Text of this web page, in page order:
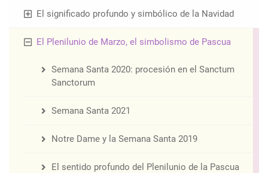
El significado profundo y simbólico de la Navidad
El Plenilunio de Marzo, el simbolismo de Pascua
Semana Santa 2020: procesión en el Sanctum
Sanctorum
Semana Santa 2021
Notre Dame y la Semana Santa 2019
El sentido profundo del Plenilunio de la Pascua